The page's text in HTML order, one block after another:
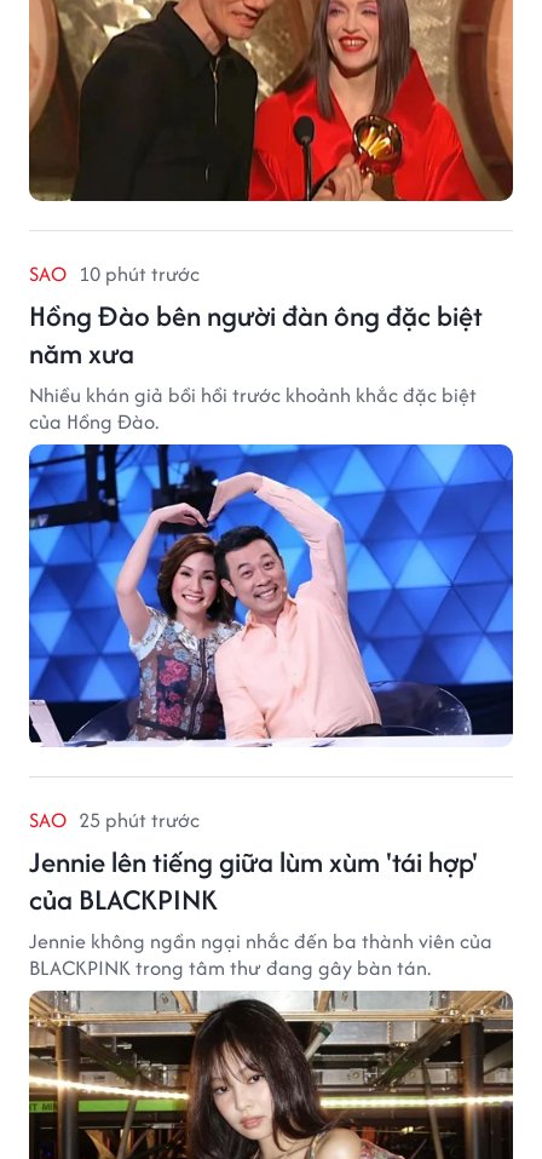
SAO 10 phút trước
Hồng Đào bên người đàn ông đặc biệt
năm xưa
Nhiều khán giả bồi hồi trước khoảnh khắc đặc biệt
của Hồng Đào.
SAO 25 phút trước
Jennie lên tiếng giữa lùm xùm 'tái hợp'
của BLACKPINK
Jennie không ngần ngại nhắc đến ba thành viên của
BLACKPINK trong tâm thư đang gây bàn tán.